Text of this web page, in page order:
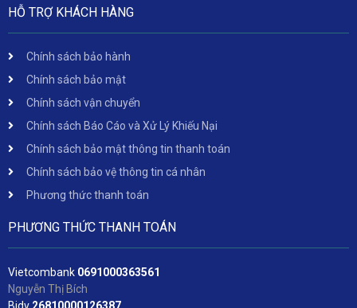
HỖ TRỢ KHÁCH HÀNG
Chính sách bảo hành
Chính sách bảo mật
Chính sách vận chuyển
Chính sách Báo Cáo và Xử Lý Khiếu Nại
Chính sách bảo mật thông tin thanh toán
Chính sách bảo vệ thông tin cá nhân
Phương thức thanh toán
PHƯƠNG THỨC THANH TOÁN
Vietcombank 0691000363561
Nguyễn Thị Bích